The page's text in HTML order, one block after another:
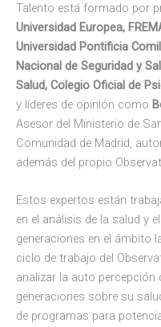
Talento está formado por
Universidad Europea,
Universidad Pontificia
Nacional de Seguridad y
Salud, Colegio Oficial de
y líderes de opinión como
Asesor del Ministerio de
Comunidad de Madrid,
además del propio
Estos expertos están
en el análisis de la salud y
generaciones en el ámbito
ciclo de trabajo del
analizar la auto percepción
generaciones sobre su
de programas para